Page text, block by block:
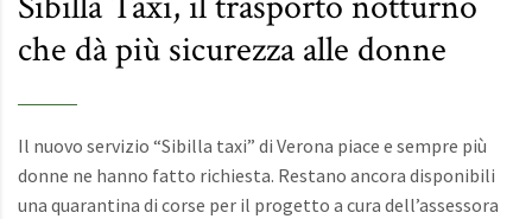
che dà più sicurezza alle donne
Il nuovo servizio “Sibilla taxi” di Verona piace e sempre più
donne ne hanno fatto richiesta. Restano ancora disponibili
una quarantina di corse per il progetto a cura dell’assessora